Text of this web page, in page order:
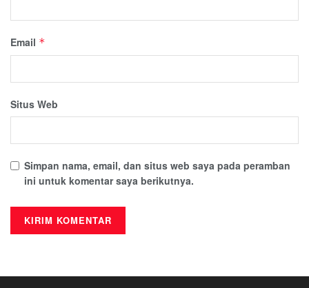
Email *
Situs Web
Simpan nama, email, dan situs web saya pada peramban
ini untuk komentar saya berikutnya.